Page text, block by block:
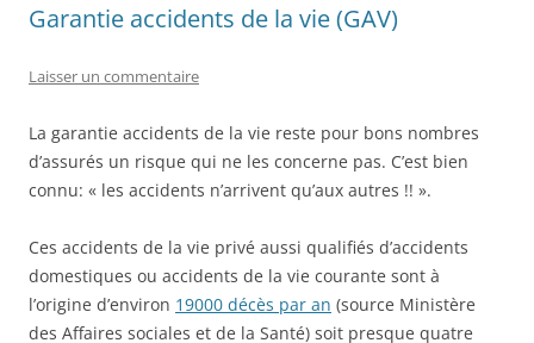
Garantie accidents de la vie (GAV)
Laisser un commentaire
La garantie accidents de la vie reste pour bons nombres
d’assurés un risque qui ne les concerne pas. C’est bien
connu: « les accidents n’arrivent qu’aux autres !! ».
Ces accidents de la vie privé aussi qualifiés d’accidents
domestiques ou accidents de la vie courante sont à
l’origine d’environ 19000 décès par an (source Ministère
des Affaires sociales et de la Santé) soit presque quatre